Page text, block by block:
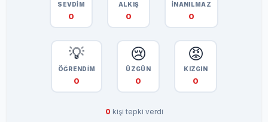
SEVDİM
0
ALKIŞ
0
İNANILMAZ
0
💡
ÖĞRENDİM
0
😢
ÜZGÜN
0
😡
KIZGIN
0
0 kişi tepki verdi